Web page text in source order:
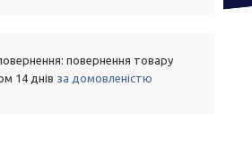
повернення товару
14 днів за домовленістю